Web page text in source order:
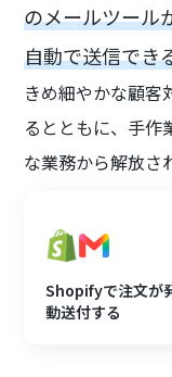
のメールツール
自動で送信でき
きめ細やかな顧客
るとともに、手作
な業務から解放さ
Shopifyで注文が
動送付する